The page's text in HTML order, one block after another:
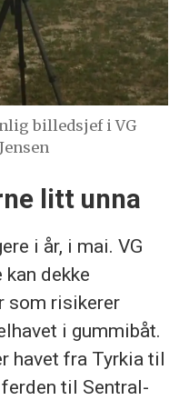
billedsjef i VG
litt unna
i år, i mai. VG
dekke
som risikerer
i gummibåt.
havet fra Tyrkia til
til Sentral-